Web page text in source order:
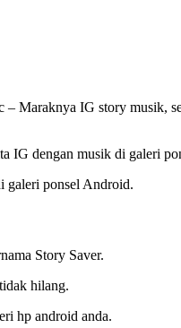
Maraknya IG story musik,
IG dengan musik di galeri
galeri ponsel Android.
Story Saver.
hilang.
hp android anda.